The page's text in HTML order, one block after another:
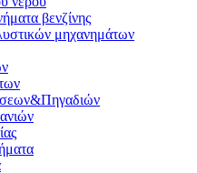
βενζίνης
μηχανημάτων